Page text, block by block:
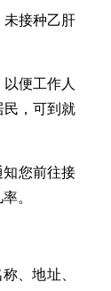
接种乙肝
便工作人
民，可到就
您前往接
。
、地址、